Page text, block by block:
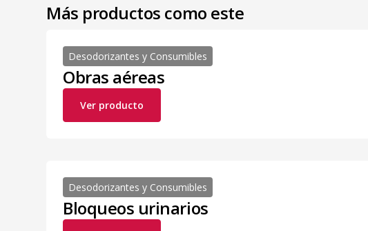
Más productos como este
Desodorizantes y Consumibles
Obras aéreas
Ver producto
Desodorizantes y Consumibles
Bloqueos urinarios